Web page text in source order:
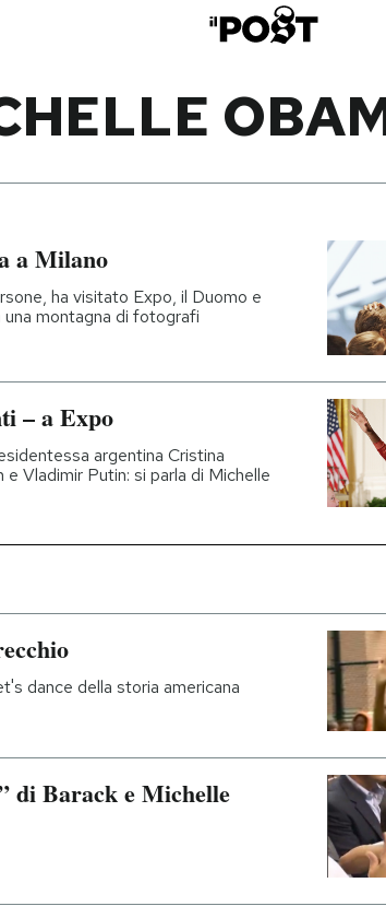
a Milano
ha visitato Expo, il Duomo e
montagna di fotografi
– a Expo
argentina Cristina
Vladimir Putin: si parla di Michelle
dance della storia americana
di Barack e Michelle